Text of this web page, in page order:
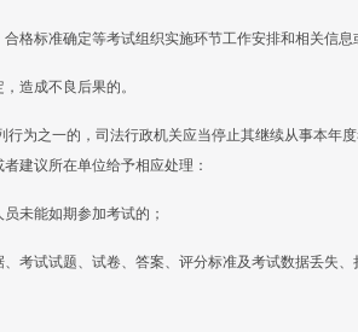
合格标准确定等考试组织实施环节工作安排和相关信
造成不良后果的。
行为之一的，司法行政机关应当停止其继续从事本年
建议所在单位给予相应处理：
未能如期参加考试的；
、考试试题、试卷、答案、评分标准及考试数据丢失